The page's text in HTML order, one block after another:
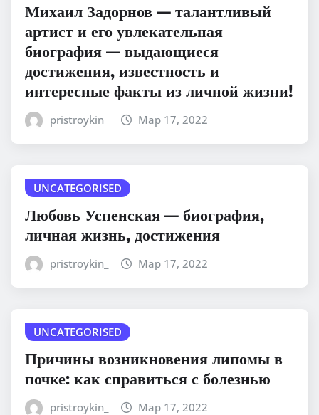
Михаил Задорнов — талантливый
артист и его увлекательная
биография — выдающиеся
достижения, известность и
интересные факты из личной жизни!
pristroykin_ Мар 17, 2022
UNCATEGORISED
Любовь Успенская — биография,
личная жизнь, достижения
pristroykin_ Мар 17, 2022
UNCATEGORISED
Причины возникновения липомы в
почке: как справиться с болезнью
pristroykin_ Мар 17, 2022